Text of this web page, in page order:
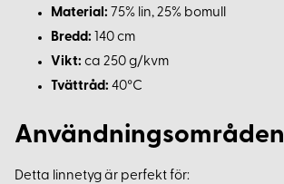
Material: 75% lin, 25% bomull
Bredd: 140 cm
Vikt: ca 250 g/kvm
Tvättråd: 40°C
Användningsområden
Detta linnetyg är perfekt för: